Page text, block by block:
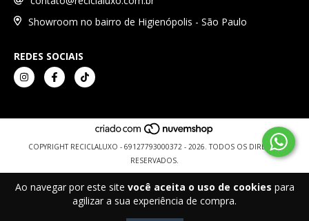
Ao navegar por este site você aceita o uso de cookies para
agilizar a sua experiência de compra.
Showroom no bairro de Higienópolis - São Paulo
REDES SOCIAIS
COPYRIGHT RECICLALUXO - 69127793000372 - 2026. TODOS OS DIREITOS
RESERVADOS.